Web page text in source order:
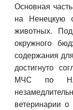
Основная
на Ненецкую
животных.
окружного
содержания
достигнуто
МЧС по
ветеринарии